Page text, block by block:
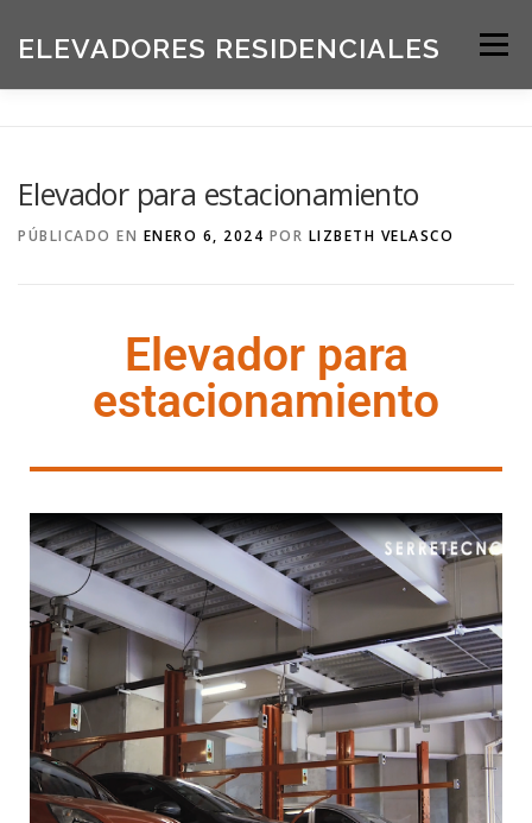
ELEVADORES RESIDENCIALES Menú
Elevador para estacionamiento
PÚBLICADO EN ENERO 6, 2024 POR LIZBETH VELASCO
Elevador para
estacionamiento